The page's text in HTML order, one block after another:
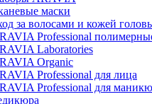
маски
за волосами и кожей
Professional
Laboratories
Organic
Professional для лица
Professional для